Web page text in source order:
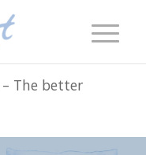
The better